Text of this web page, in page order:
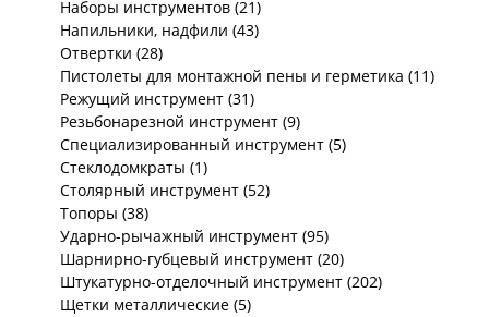
Наборы инструментов (21)
Напильники, надфили (43)
Отвертки (28)
Пистолеты для монтажной пены и герметика (11)
Режущий инструмент (31)
Резьбонарезной инструмент (9)
Специализированный инструмент (5)
Стеклодомкраты (1)
Столярный инструмент (52)
Топоры (38)
Ударно-рычажный инструмент (95)
Шарнирно-губцевый инструмент (20)
Штукатурно-отделочный инструмент (202)
Щетки металлические (5)